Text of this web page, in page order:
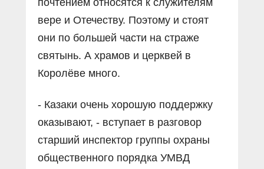
почтением относятся к служителям
вере и Отечеству. Поэтому и стоят
они по большей части на страже
святынь. А храмов и церквей в
Королёве много.
- Казаки очень хорошую поддержку
оказывают, - вступает в разговор
старший инспектор группы охраны
общественного порядка УМВД